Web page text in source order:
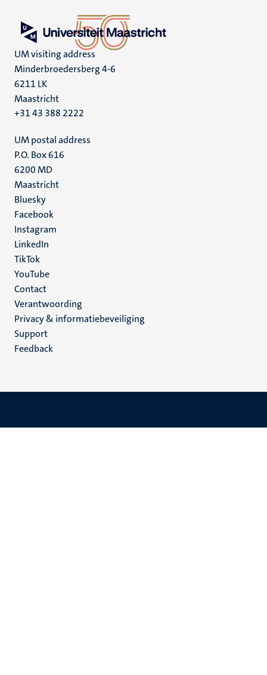
UM visiting address
Minderbroedersberg 4-6
6211 LK
Maastricht
+31 43 388 2222
UM postal address
P.O. Box 616
6200 MD
Maastricht
Social
media
Bluesky
Facebook
Instagram
LinkedIn
TikTok
YouTube
Menu
footer
(NL)
Contact
Verantwoording
Privacy & informatiebeveiliging
Support
Feedback